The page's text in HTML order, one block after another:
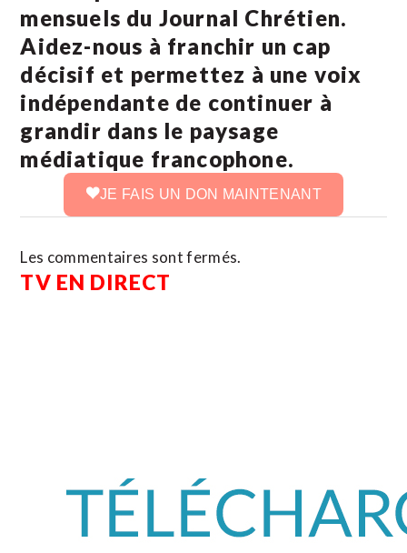
mensuels du Journal Chrétien.
Aidez-nous à franchir un cap
décisif et permettez à une voix
indépendante de continuer à
grandir dans le paysage
médiatique francophone.
JE FAIS UN DON MAINTENANT
Les commentaires sont fermés.
TV EN DIRECT